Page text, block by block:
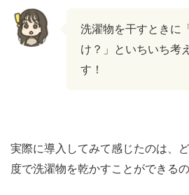
洗濯物を干すときに
け？」といちいち考
す！
実際に導入してみて感じたのは、
度で洗濯物を乾かすことができる